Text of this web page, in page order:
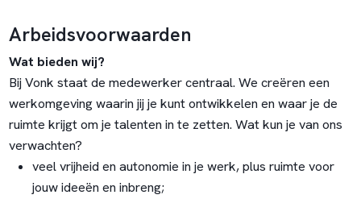
Arbeidsvoorwaarden
Wat bieden wij?
Bij Vonk staat de medewerker centraal. We creëren een
werkomgeving waarin jij je kunt ontwikkelen en waar je de
ruimte krijgt om je talenten in te zetten. Wat kun je van ons
verwachten?
veel vrijheid en autonomie in je werk, plus ruimte voor
jouw ideeën en inbreng;